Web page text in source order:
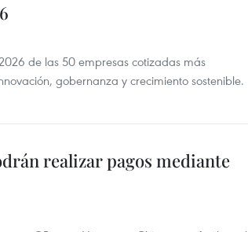
de las 50 empresas cotizadas más
gobernanza y crecimiento sostenible.
realizar pagos mediante